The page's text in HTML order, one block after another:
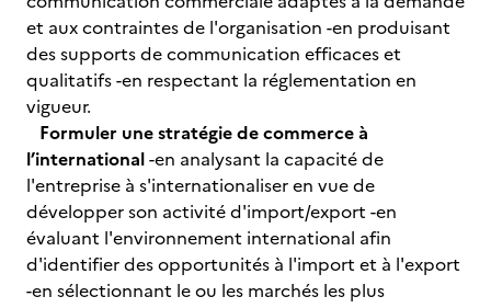
et aux contraintes de l'organisation -en produisant
des supports de communication efficaces et
qualitatifs -en respectant la réglementation en
vigueur.
Formuler une stratégie de commerce à
l’international-en analysant la capacité de
l'entreprise à s'internationaliser en vue de
développer son activité d'import/export -en
évaluant l'environnement international afin
d'identifier des opportunités à l'import et à l'export
-en sélectionnant le ou les marchés les plus